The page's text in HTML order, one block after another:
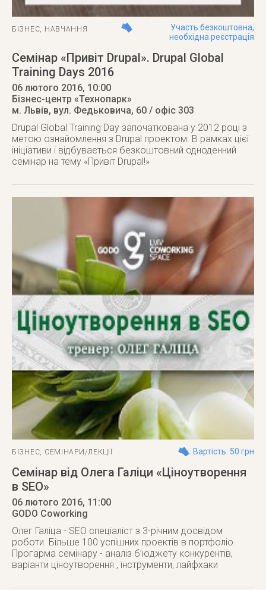
БІЗНЕС, НАВЧАННЯ
Участь безкоштовна,
необхідна реєстрація
Семінар «Привіт Drupal». Drupal Global
Training Days 2016
06 лютого 2016, 10:00
Бізнес-центр «Технопарк»
м. Львів, вул. Федьковича, 60 / офіс 303
Drupal Global Training Day започаткована у 2012 році з
метою ознайомлення з Drupal проектом. В рамках цієї
ініціативи і відбувається безкоштовний одноденний
семінар на тему «Привіт Drupal!»
БІЗНЕС, СЕМІНАРИ/ЛЕКЦІЇ Вартість: 50 грн
Семінар від Олега Галіци «Ціноутворення
в SEO»
06 лютого 2016, 11:00
GODO Coworking
Олег Галіца - SEO спеціаліст з 3-річним досвідом
роботи. Більше 100 успішних проектів в портфоліо.
Прогарма семінару - аналіз б’юджету конкурентів,
варіанти ціноутворення , інструменти, лайфхаки